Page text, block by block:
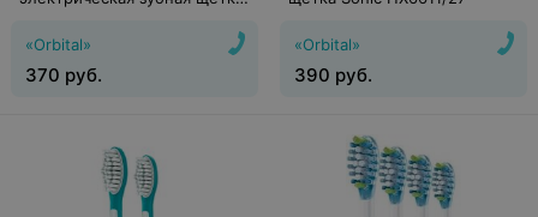
Control HX6212/89
«Orbital»
370 руб.
«Orbital»
390 руб.